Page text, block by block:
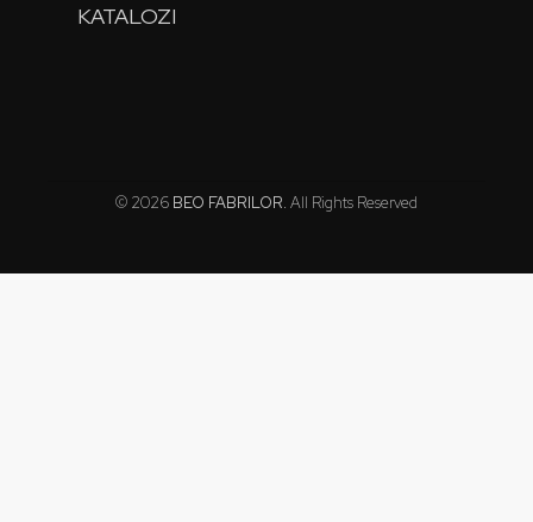
KATALOZI
© 2026 BEO FABRILOR. All Rights Reserved